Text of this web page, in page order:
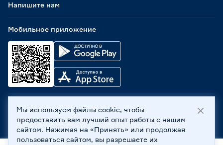
Мобильное приложение
Напишите нам
ООО «Бауцентр Рус» 2004 -2026, 236029, г. Калининград,
ул. А.Невского, 205. ИНН 7702596813, КПП 390601001 ©
Все права защищены
Мы используем файлы cookie, чтобы
предоставить вам лучший опыт работы с нашим
сайтом. Нажимая на «Принять» или продолжая
пользоваться сайтом, вы разрешаете их